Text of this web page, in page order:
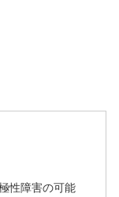
性障害の可能